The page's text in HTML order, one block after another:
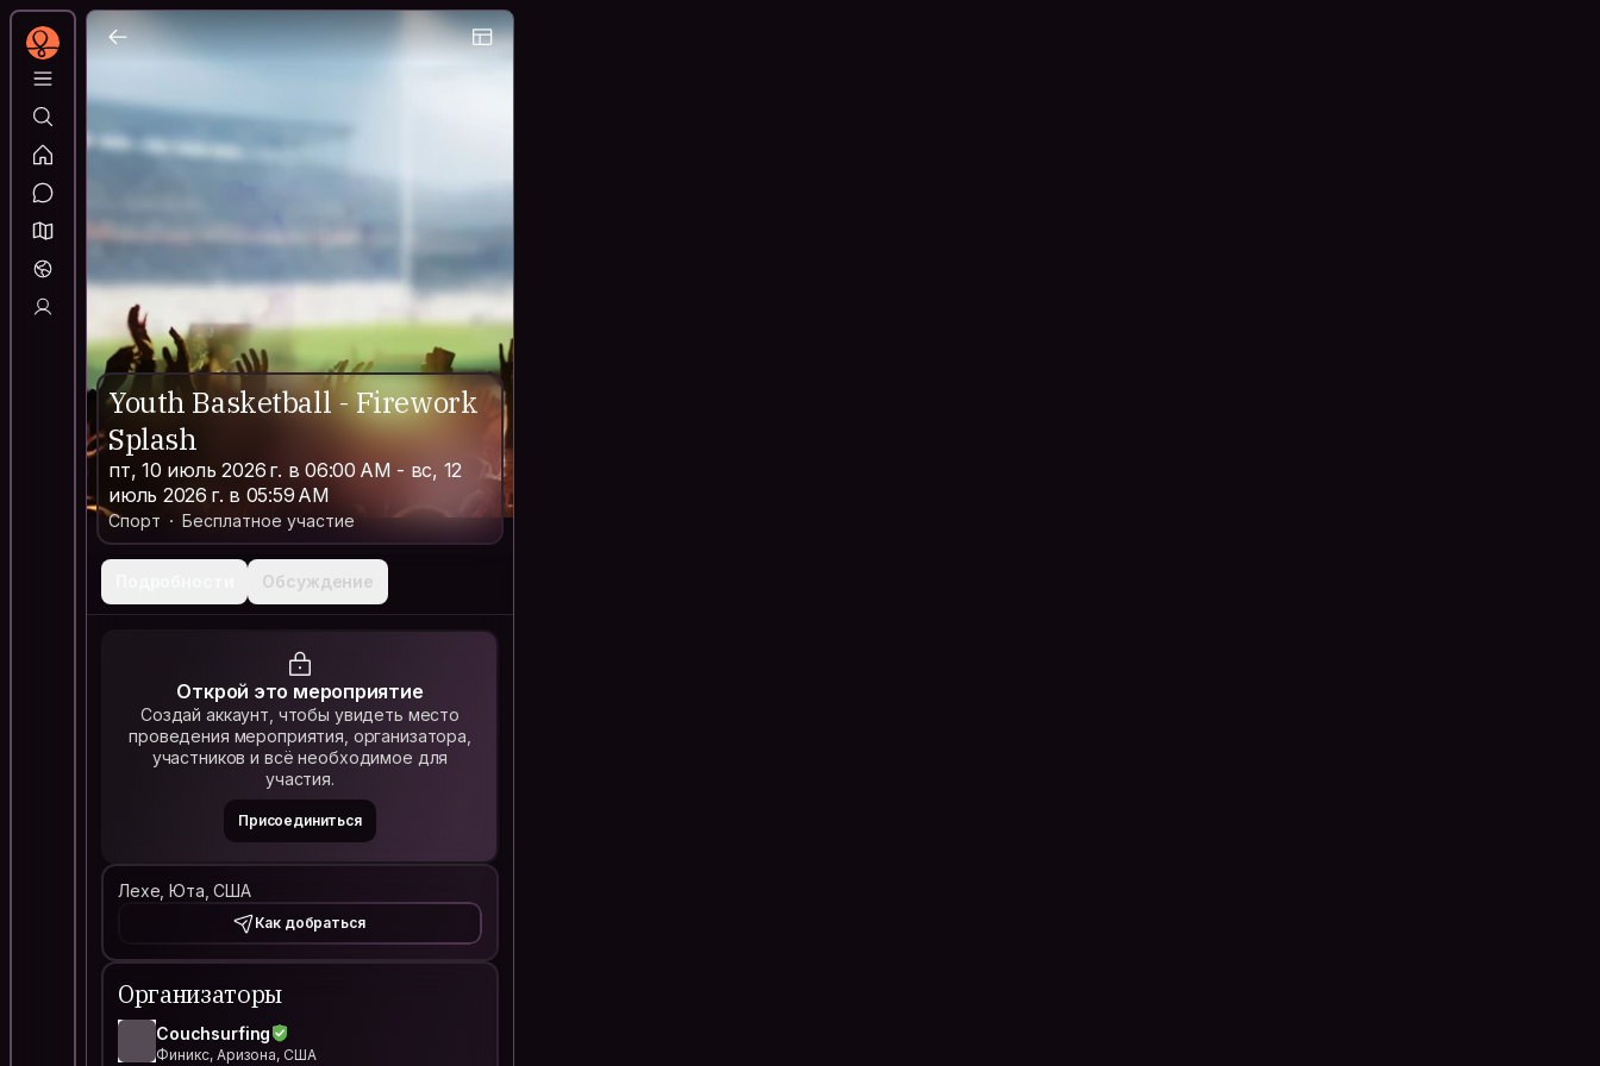
Youth Basketball - Firework
Splash
пт, 10 июль 2026 г. в 06:00 AM - вс, 12
июль 2026 г. в 05:59 AM
Спорт Бесплатное участие
Обсуждение
Открой это мероприятие
Создай аккаунт, чтобы увидеть место
проведения мероприятия, организатора,
участников и всё необходимое для
участия.
Присоединиться
Лехе, Юта, США
Как добраться
Организаторы
Couchsurfing
Финикс, Аризона, США